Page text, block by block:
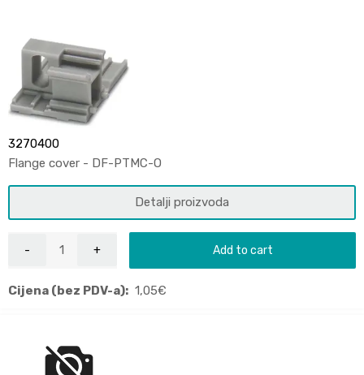
3270400
Flange cover - DF-PTMC-O
Detalji proizvoda
Add to cart
Cijena (bez PDV-a): 1,05€